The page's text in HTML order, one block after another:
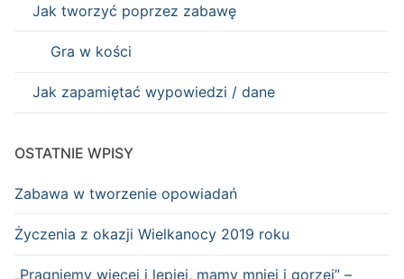
Jak tworzyć poprzez zabawę
Gra w kości
Jak zapamiętać wypowiedzi / dane
OSTATNIE WPISY
Zabawa w tworzenie opowiadań
Życzenia z okazji Wielkanocy 2019 roku
„Pragniemy więcej i lepiej, mamy mniej i gorzej” –